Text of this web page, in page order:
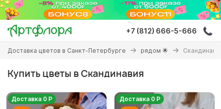
Перейти
основному
содержанию
+7 (812) 666-5-666
Вы
здесь
Доставка цветов в Санкт-Петербурге рядом 🌟
Купить цветы в Скандинавия
Доставка 0 Р Доставка 0 Р